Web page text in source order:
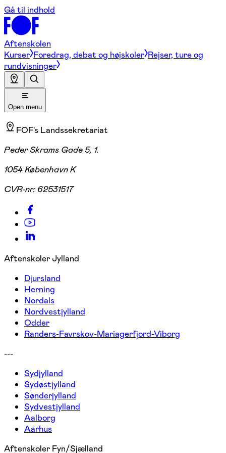
Gå til indhold
Aftenskolen
Kurser Foredrag, debat og højskoler Rejser, ture og
rundvisninger
Open menu
FOF's Landssekretariat
Peder Skrams Gade 5, 1.
1054 København K
CVR-nr: 62531517
Aftenskoler Jylland
Djursland
Herning
Nordals
Nordvestjylland
Odder
Randers-Favrskov-Mariagerfjord-Viborg
---
Sydjylland
Sydøstjylland
Sønderjylland
Sydvestjylland
Aalborg
Aarhus
Aftenskoler Fyn/Sjælland